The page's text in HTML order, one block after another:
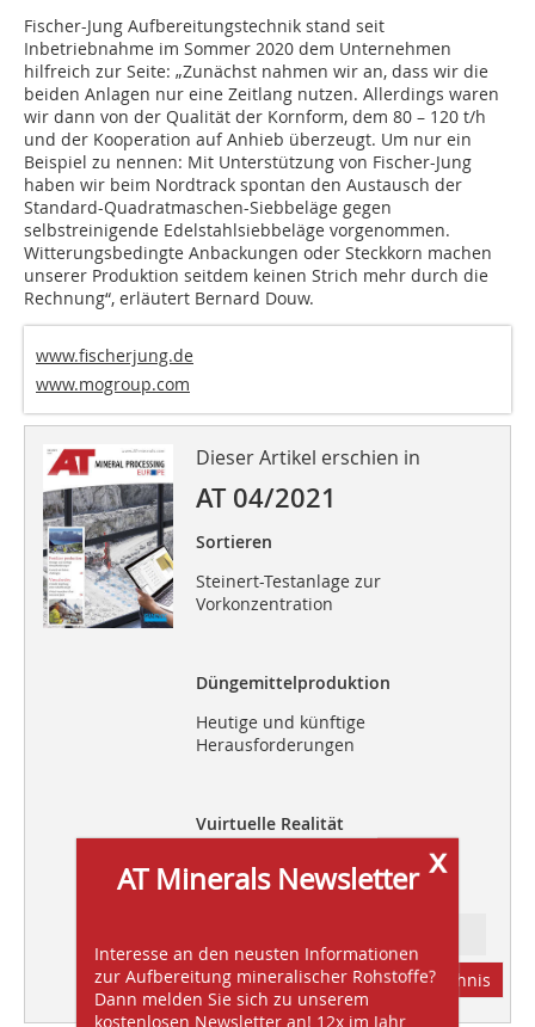
Fischer-Jung Aufbereitungstechnik stand seit
Inbetriebnahme im Sommer 2020 dem Unternehmen
hilfreich zur Seite: „Zunächst nahmen wir an, dass wir die
beiden Anlagen nur eine Zeitlang nutzen. Allerdings waren
wir dann von der Qualität der Kornform, dem 80 – 120 t/h
und der Kooperation auf Anhieb überzeugt. Um nur ein
Beispiel zu nennen: Mit Unterstützung von Fischer-Jung
haben wir beim Nordtrack spontan den Austausch der
Standard-Quadratmaschen-Siebbeläge gegen
selbstreinigende Edelstahlsiebbeläge vorgenommen.
Witterungsbedingte Anbackungen oder Steckkorn machen
unserer Produktion seitdem keinen Strich mehr durch die
Rechnung“, erläutert Bernard Douw.
www.fischerjung.de
www.mogroup.com
Dieser Artikel erschien in
AT 04/2021
Sortieren
Steinert-Testanlage zur
Vorkonzentration
Düngemittelproduktion
Heutige und künftige
Herausforderungen
Vuirtuelle Realität
Virtuelle Begehung einer
Industrieanlage
Abonnement Inhaltsverzeichnis
x
AT Minerals Newsletter
Interesse an den neusten Informationen
zur Aufbereitung mineralischer Rohstoffe?
Dann melden Sie sich zu unserem
kostenlosen Newsletter an! 12x im Jahr